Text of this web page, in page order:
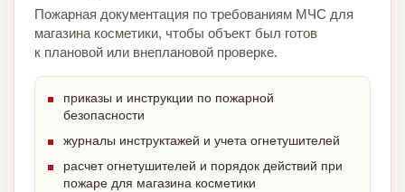
Пожарная документация по требованиям МЧС для
магазина косметики, чтобы объект был готов
к плановой или внеплановой проверке.
приказы и инструкции по пожарной
безопасности
журналы инструктажей и учета огнетушителей
расчет огнетушителей и порядок действий при
пожаре для магазина косметики